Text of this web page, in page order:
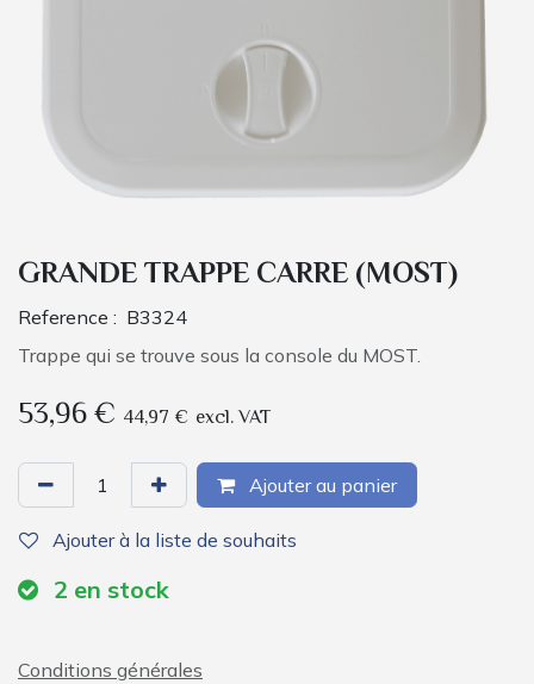
GRANDE TRAPPE CARRE (MOST)
Reference : B3324
Trappe qui se trouve sous la console du MOST.
53,96€ 44,97 € excl. VAT
Ajouter au panier
Ajouter à la liste de souhaits
2 en stock
Conditions générales